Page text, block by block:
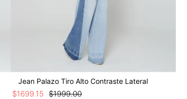
Jean Palazo Tiro Alto Contraste Lateral
$1999.00
$1699.15